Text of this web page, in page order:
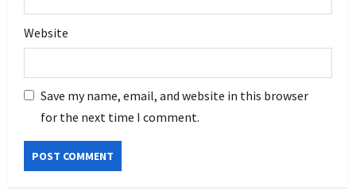
Website
Save my name, email, and website in this browser
for the next time I comment.